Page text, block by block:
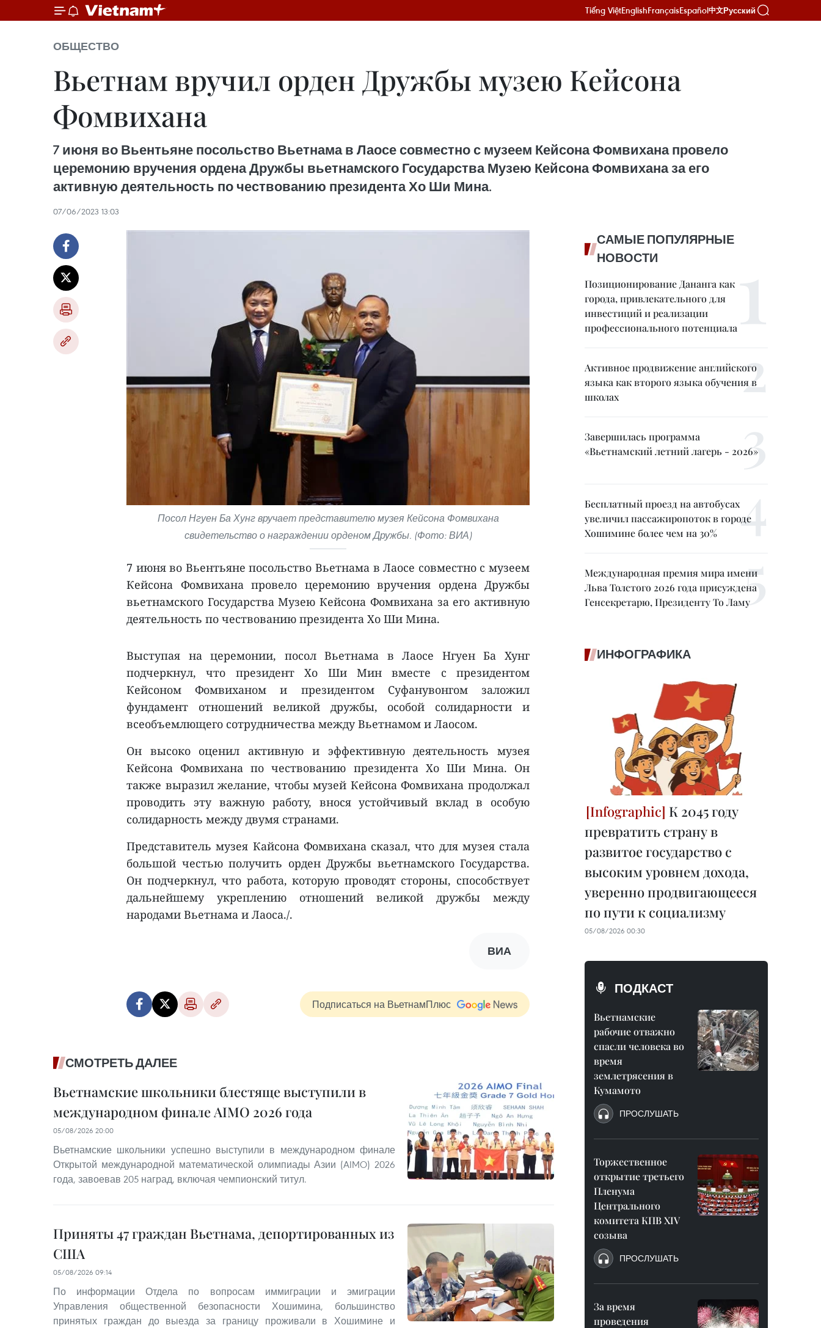
Tiếng ViệtEnglishFrançaisEspañol中文Русский
ОБЩЕСТВО
Вьетнам вручил орден Дружбы музею Кейсона
Фомвихана
7 июня во Вьентьяне посольство Вьетнама в Лаосе совместно с музеем Кейсона Фомвихана провело
церемонию вручения ордена Дружбы вьетнамского Государства Музею Кейсона Фомвихана за его
активную деятельность по чествованию президента Хо Ши Мина.
07/06/2023 13:03
Посол Нгуен Ба Хунг вручает представителю музея Кейсона Фомвихана
свидетельство о награждении орденом Дружбы. (Фото: ВИА)
7 июня во Вьентьяне посольство Вьетнама в Лаосе совместно с музеем
Кейсона Фомвихана провело церемонию вручения ордена Дружбы
вьетнамского Государства Музею Кейсона Фомвихана за его активную
деятельность по чествованию президента Хо Ши Мина.
Выступая на церемонии, посол Вьетнама в Лаосе Нгуен Ба Хунг
подчеркнул, что президент Хо Ши Мин вместе с президентом
Кейсоном Фомвиханом и президентом Суфанувонгом заложил
фундамент отношений великой дружбы, особой солидарности и
всеобъемлющего сотрудничества между Вьетнамом и Лаосом.
Он высоко оценил активную и эффективную деятельность музея
Кейсона Фомвихана по чествованию президента Хо Ши Мина. Он
также выразил желание, чтобы музей Кейсона Фомвихана продолжал
проводить эту важную работу, внося устойчивый вклад в особую
солидарность между двумя странами.
Представитель музея Кайсона Фомвихана сказал, что для музея стала
большой честью получить орден Дружбы вьетнамского Государства.
Он подчеркнул, что работа, которую проводят стороны, способствует
дальнейшему укреплению отношений великой дружбы между
народами Вьетнама и Лаоса./.
ВИА
Подписаться на ВьетнамПлюс
СМОТРЕТЬ ДАЛЕЕ
Вьетнамские школьники блестяще выступили в
международном финале AIMO 2026 года
05/08/2026 20:00
Вьетнамские школьники успешно выступили в международном финале
Открытой международной математической олимпиады Азии (AIMO) 2026
года, завоевав 205 наград, включая чемпионский титул.
Приняты 47 граждан Вьетнама, депортированных из
США
05/08/2026 09:14
По информации Отдела по вопросам иммиграции и эмиграции
Управления общественной безопасности Хошимина, большинство
принятых граждан до выезда за границу проживали в Хошимине и
САМЫЕ ПОПУЛЯРНЫЕ
НОВОСТИ
Позиционирование Дананга как
города, привлекательного для
инвестиций и реализации
профессионального потенциала
Активное продвижение английского
языка как второго языка обучения в
школах
Завершилась программа
«Вьетнамский летний лагерь - 2026»
Бесплатный проезд на автобусах
увеличил пассажиропоток в городе
Хошимине более чем на 30%
Международная премия мира имени
Льва Толстого 2026 года присуждена
Генсекретарю, Президенту То Ламу
ИНФОГРАФИКА
К 2045 году
превратить страну в
развитое государство с
высоким уровнем дохода,
уверенно продвигающееся
по пути к социализму
05/08/2026 00:30
ПОДКАСТ
Вьетнамские
рабочие отважно
спасли человека во
время
землетрясения в
Кумамото
ПРОСЛУШАТЬ
Торжественное
открытие третьего
Пленума
Центрального
комитета КПВ XIV
созыва
ПРОСЛУШАТЬ
За время
проведения